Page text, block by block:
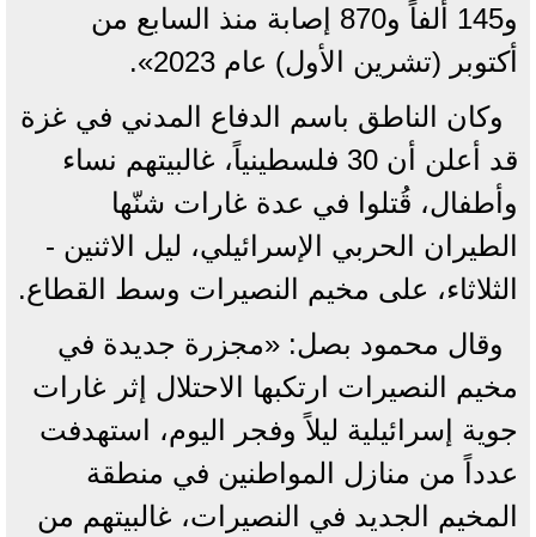
و145 ألفاً و870 إصابة منذ السابع من
أكتوبر (تشرين الأول) عام 2023».
وكان الناطق باسم الدفاع المدني في غزة
قد أعلن أن 30 فلسطينياً، غالبيتهم نساء
وأطفال، قُتلوا في عدة غارات شنّها
الطيران الحربي الإسرائيلي، ليل الاثنين -
الثلاثاء، على مخيم النصيرات وسط القطاع.
وقال محمود بصل: «مجزرة جديدة في
مخيم النصيرات ارتكبها الاحتلال إثر غارات
جوية إسرائيلية ليلاً وفجر اليوم، استهدفت
عدداً من منازل المواطنين في منطقة
المخيم الجديد في النصيرات، غالبيتهم من